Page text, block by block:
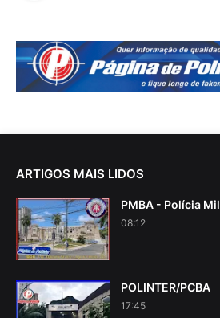
ARTIGOS MAIS LIDOS
PMBA - Polícia
08:12
POLINTER/PCBA
17:45